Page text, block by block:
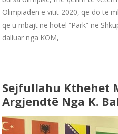
Olimpiadën e vitit 2020, që do të
që u mbajt në hotel “Park” në
dalluar nga KOM,
Sejfullahu Kthehet
Argjendtë Nga K.